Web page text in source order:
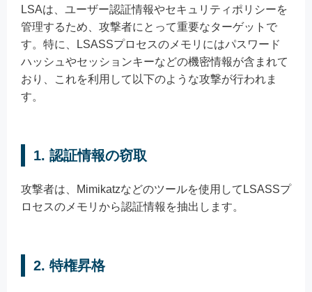
LSAは、ユーザー認証情報やセキュリティポリシーを
管理するため、攻撃者にとって重要なターゲットで
す。特に、LSASSプロセスのメモリにはパスワード
ハッシュやセッションキーなどの機密情報が含まれて
おり、これを利用して以下のような攻撃が行われま
す。
1. 認証情報の窃取
攻撃者は、Mimikatzなどのツールを使用してLSASSプ
ロセスのメモリから認証情報を抽出します。
2. 特権昇格